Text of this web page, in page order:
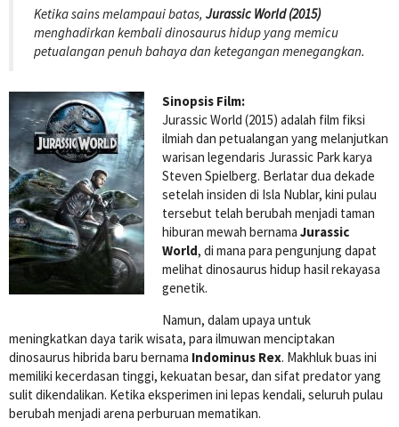
Ketika sains melampaui batas, Jurassic World (2015)
menghadirkan kembali dinosaurus hidup yang memicu
petualangan penuh bahaya dan ketegangan menegangkan.
Sinopsis Film:
Jurassic World (2015) adalah film fiksi
ilmiah dan petualangan yang melanjutkan
warisan legendaris Jurassic Park karya
Steven Spielberg. Berlatar dua dekade
setelah insiden di Isla Nublar, kini pulau
tersebut telah berubah menjadi taman
hiburan mewah bernama Jurassic
World, di mana para pengunjung dapat
melihat dinosaurus hidup hasil rekayasa
genetik.
Namun, dalam upaya untuk
meningkatkan daya tarik wisata, para ilmuwan menciptakan
dinosaurus hibrida baru bernama Indominus Rex. Makhluk buas ini
memiliki kecerdasan tinggi, kekuatan besar, dan sifat predator yang
sulit dikendalikan. Ketika eksperimen ini lepas kendali, seluruh pulau
berubah menjadi arena perburuan mematikan.